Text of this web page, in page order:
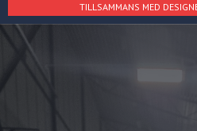
TILLSAMMANS MED